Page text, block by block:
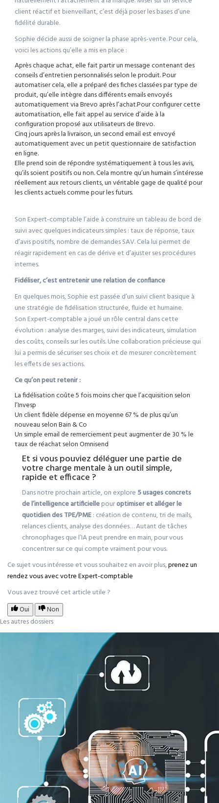
client réactif et bienveillant, c’est déjà poser les bases d’une
fidélité durable.
Sophie décide aussi de soigner la phase après-vente. Pour cela,
voici les actions qu’elle a mis en place :
Après chaque achat, elle fait partir un message contenant des
conseils d’entretien personnalisés selon le produit. Pour
automatiser cela, elle a préparé des fiches classées par type de
produit, qu’elle intègre dans différents emails envoyés
automatiquement via Brevo après l’achat.Pour configurer cette
automatisation, elle fait appel au service d’aide à la
configuration proposé aux utilisateurs de Brevo.
Cinq jours après la livraison, un second email est envoyé
automatiquement avec un petit questionnaire de satisfaction
en ligne.
Elle prend soin de répondre systématiquement à tous les avis,
qu’ils soient positifs ou non. Cela montre qu’un humain s’intéresse
réellement aux retours clients, un véritable gage de qualité pour
les clients actuels comme pour les futurs.
Son Expert-comptable l’aide à construire un tableau de bord de
suivi avec quelques indicateurs simples : taux de réponse, taux
d’avis positifs, nombre de demandes SAV. Cela lui permet de
réagir rapidement en cas de dérive et d’ajuster ses procédures
internes.
Fidéliser, c’est entretenir une relation de confiance
En quelques mois, Sophie est passée d’un suivi client basique à
une stratégie de fidélisation structurée, fluide et humaine.
Son Expert-comptable a joué un rôle central dans cette
évolution : analyse des marges, suivi des indicateurs, simulation
des coûts, conseils sur les outils. Une collaboration précieuse qui
lui a permis de sécuriser ses choix et de mesurer concrètement
les effets de ses actions.
Ce qu’on peut retenir :
La fidélisation coûte 5 fois moins cher que l’acquisition selon
l’Invesp
Un client fidèle dépense en moyenne 67 % de plus qu’un
nouveau selon Bain & Co
Un simple email de remerciement peut augmenter de 30 % le
taux de réachat selon Omnisend
Et si vous pouviez déléguer une partie de
votre charge mentale à un outil simple,
rapide et efficace ?
Dans notre prochain article, on explore 5 usages concrets
de l’intelligence artificiellepouroptimiser et alléger le
quotidien des TPE/PME: création de contenu, tri de mails,
relances clients, analyse des données… Autant de tâches
chronophages que l’IA peut prendre en main, pour vous
concentrer sur ce qui compte vraiment pour vous.
Ce sujet vous intéresse et vous souhaitez en avoir plus,prenez un
rendez vous avec votre Expert-comptable
Vous avez trouvé cet article utile ?
Oui
Non
Les autres dossiers